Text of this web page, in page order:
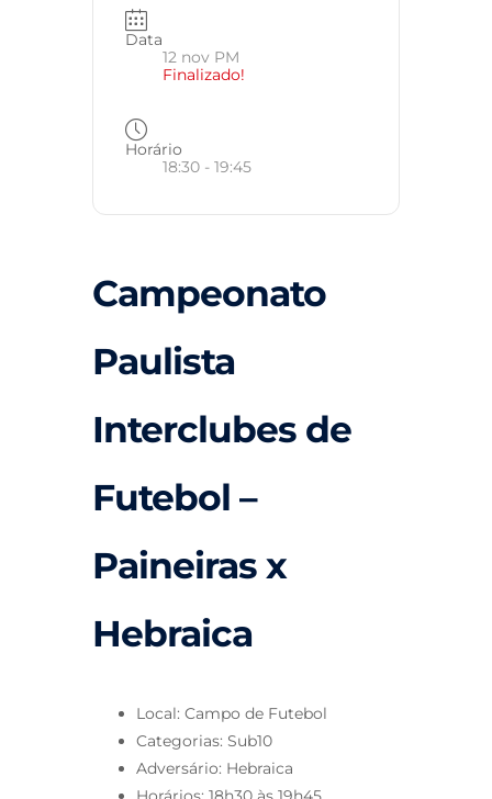
Data
12 nov PM
Finalizado!
Horário
18:30 - 19:45
Campeonato
Paulista
Interclubes de
Futebol –
Paineiras x
Hebraica
Local: Campo de Futebol
Categorias: Sub10
Adversário: Hebraica